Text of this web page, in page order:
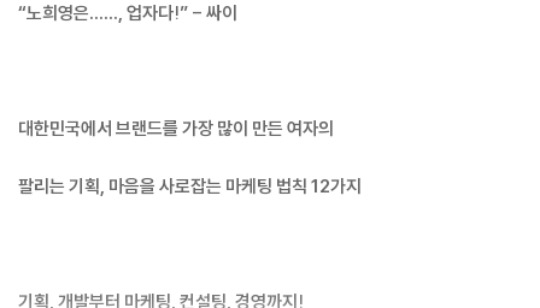
“노희영은……, 업자다!” - 싸이
대한민국에서 브랜드를 가장 많이 만든 여자의
팔리는 기획, 마음을 사로잡는 마케팅 법칙 12가지
기획, 개발부터 마케팅, 컨설팅, 경영까지!